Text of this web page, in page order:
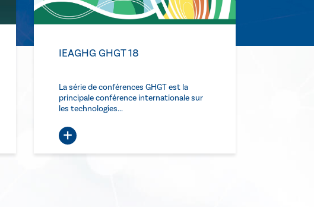
IEAGHG GHGT 18
La série de conférences GHGT est la
principale conférence internationale sur
les technologies...
+